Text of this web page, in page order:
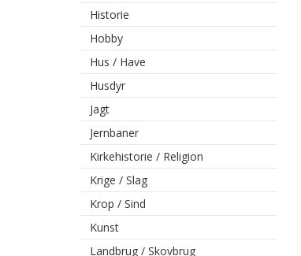
Historie
Hobby
Hus / Have
Husdyr
Jagt
Jernbaner
Kirkehistorie / Religion
Krige / Slag
Krop / Sind
Kunst
Landbrug / Skovbrug